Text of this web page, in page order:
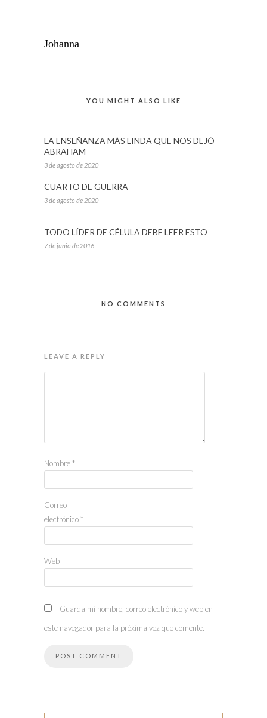
Johanna
YOU MIGHT ALSO LIKE
LA ENSEÑANZA MÁS LINDA QUE NOS DEJÓ
ABRAHAM
3 de agosto de 2020
CUARTO DE GUERRA
3 de agosto de 2020
TODO LÍDER DE CÉLULA DEBE LEER ESTO
7 de junio de 2016
NO COMMENTS
LEAVE A REPLY
Nombre *
Correo
electrónico *
Web
Guarda mi nombre, correo electrónico y web en
este navegador para la próxima vez que comente.